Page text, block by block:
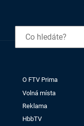
O FTV Prima
Volná místa
Reklama
HbbTV